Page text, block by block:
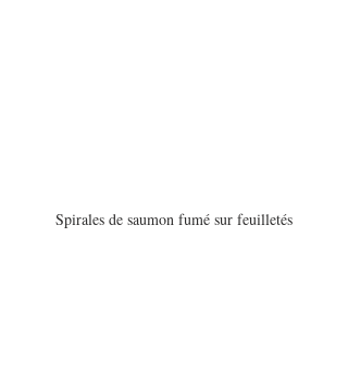
Spirales de saumon fumé sur feuilletés